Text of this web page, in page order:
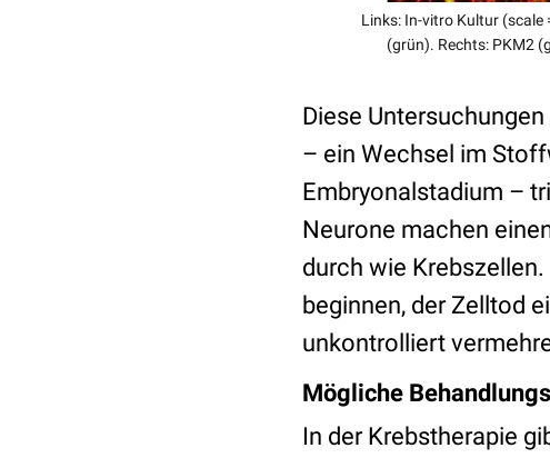
Links: In-vitro Kultur (scale
(grün). Rechts: PKM2
Diese
– ein Wechsel im
Embryonalstadium –
Neurone machen
durch wie
beginnen, der Zelltod
unkontrolliert
Mögliche
In der Krebstherapie